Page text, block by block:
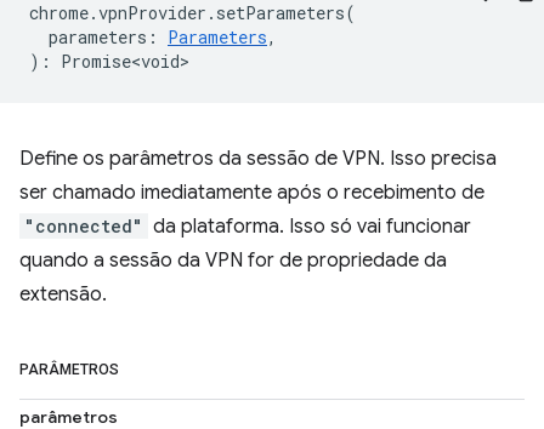
chrome.vpnProvider . setParameters(
parameters : Parameters,
) : Promise<void>
Define os parâmetros da sessão de VPN. Isso precisa
ser chamado imediatamente após o recebimento de
"connected" da plataforma. Isso só vai funcionar
quando a sessão da VPN for de propriedade da
extensão.
PARÂMETROS
parâmetros